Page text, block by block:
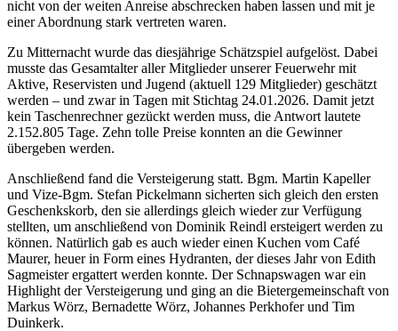
nicht von der weiten Anreise abschrecken haben lassen und mit je
einer Abordnung stark vertreten waren.
Zu Mitternacht wurde das diesjährige Schätzspiel aufgelöst. Dabei
musste das Gesamtalter aller Mitglieder unserer Feuerwehr mit
Aktive, Reservisten und Jugend (aktuell 129 Mitglieder) geschätzt
werden – und zwar in Tagen mit Stichtag 24.01.2026. Damit jetzt
kein Taschenrechner gezückt werden muss, die Antwort lautete
2.152.805 Tage. Zehn tolle Preise konnten an die Gewinner
übergeben werden.
Anschließend fand die Versteigerung statt. Bgm. Martin Kapeller
und Vize-Bgm. Stefan Pickelmann sicherten sich gleich den ersten
Geschenkskorb, den sie allerdings gleich wieder zur Verfügung
stellten, um anschließend von Dominik Reindl ersteigert werden zu
können. Natürlich gab es auch wieder einen Kuchen vom Café
Maurer, heuer in Form eines Hydranten, der dieses Jahr von Edith
Sagmeister ergattert werden konnte. Der Schnapswagen war ein
Highlight der Versteigerung und ging an die Bietergemeinschaft von
Markus Wörz, Bernadette Wörz, Johannes Perkhofer und Tim
Duinkerk.